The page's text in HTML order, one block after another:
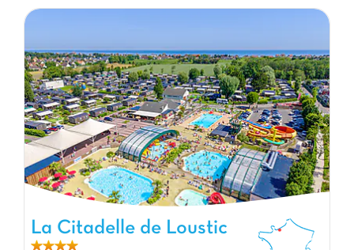
La Citadelle de Loustic, Vakantiepark Basse-Normandie
La Citadelle de Loustic